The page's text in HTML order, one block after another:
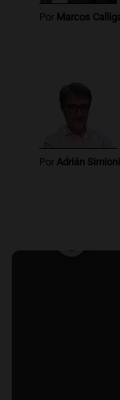
Por Marcos
Por Adrián Simioni